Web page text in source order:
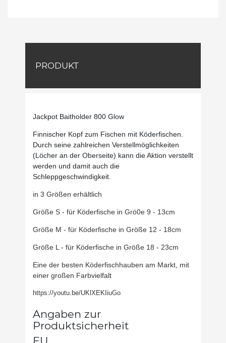
PRODUKT
Jackpot Baitholder 800 Glow
Finnischer Kopf zum Fischen mit Köderfischen.
Durch seine zahlreichen Verstellmöglichkeiten
(Löcher an der Oberseite) kann die Aktion verstellt
werden und damit auch die
Schleppgeschwindigkeit.
in 3 Größen erhältlich
Größe S - für Köderfische in Grö0e 9 - 13cm
Größe M - für Köderfische in Größe 12 - 18cm
Größe L - für Köderfische in Größe 18 - 23cm
Eine der besten Köderfischhauben am Markt, mit
einer großen Farbvielfalt
https://youtu.be/UKlXEKIiuGo
Angaben zur
Produktsicherheit